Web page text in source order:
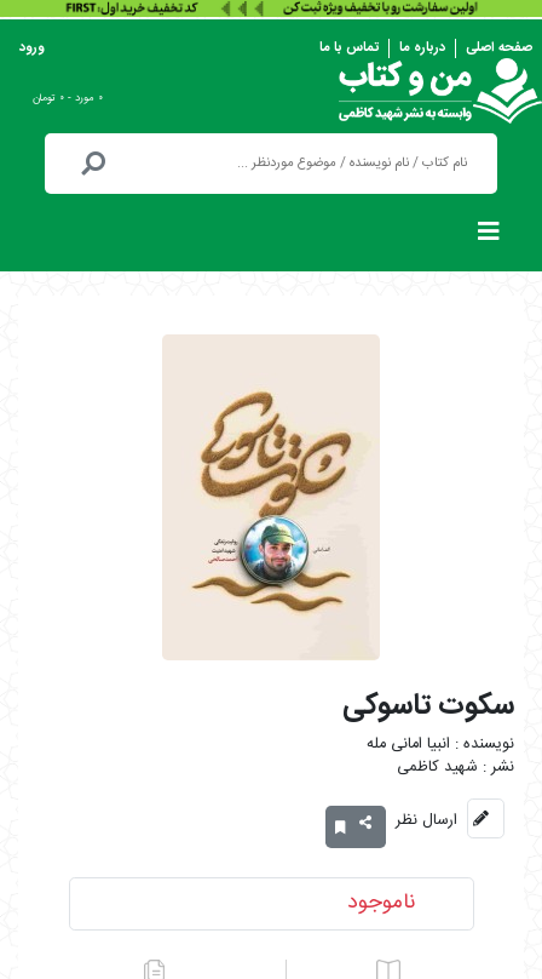
صفحه اصلی درباره ما تماس با ما ورود
۰ مورد - ۰ تومان
سکوت تاسوکی
انبیا امانی مله
شهید کاظمی
ارسال نظر
ناموجود